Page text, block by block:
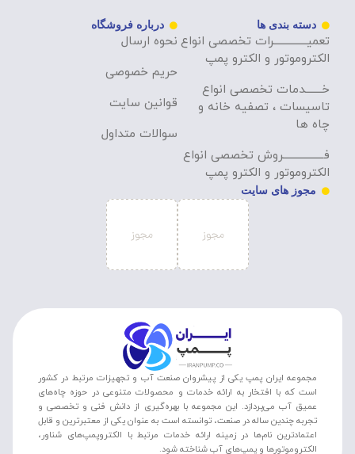
دسته بندی ها
تعمیــــــــــــــرات تخصصی انواع
الکتروموتور و الکترو پمپ
خـــــــدمات تخصصی انواع
تاسیسات ، تصفیه خانه و
چاه ها
فـــــــــــــــــروش تخصصی انواع
الکتروموتور و الکترو پمپ
درباره فروشگاه
نحوه ارسال
حریم خصوصی
قوانین سایت
سوالات متداول
مجوز های سایت
مجموعه ایران پمپ یکی از پیشروان صنعت آب و تجهیزات مرتبط در کشور
است که با افتخار به ارائه خدمات و محصولات متنوعی در حوزه چاه‌های
عمیق آب می‌پردازد. این مجموعه با بهره‌گیری از دانش فنی و تخصصی و
تجربه چندین ساله در صنعت، توانسته است به عنوان یکی از معتبرترین و قابل
اعتمادترین نام‌ها در زمینه ارائه خدمات مرتبط با الکتروپمپ‌های شناور،
الکتروموتورها و پمپ‌های آب شناخته شود.